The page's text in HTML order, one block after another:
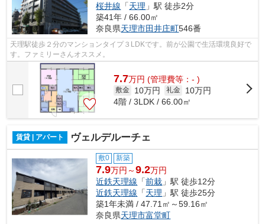
桜井線 「天理 」駅 徒歩2分
築41年 / 66.00㎡
奈良県天理市田井庄町546番
天理駅徒歩２分のマンションタイプ３LDKです。前が公園で生活環境良好で
す。ファミリーさんオススメ。
7.7万円 (管理費等：- )
敷金 10万円 礼金
10万円
4階 / 3LDK / 66.00㎡
賃貸 | アパート ヴェルデルーチェ
敷0 新築
7.9万円～9.2万円
近鉄天理線 「前栽 」駅 徒歩12分
近鉄天理線 「天理 」駅 徒歩25分
築1年未満 / 47.71㎡～59.16㎡
奈良県天理市富堂町